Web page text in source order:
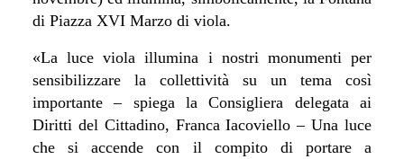
di Piazza XVI Marzo di viola.
«La luce viola illumina i nostri monumenti per
sensibilizzare la collettività su un tema così
importante – spiega la Consigliera delegata ai
Diritti del Cittadino, Franca Iacoviello – Una luce
che si accende con il compito di portare a